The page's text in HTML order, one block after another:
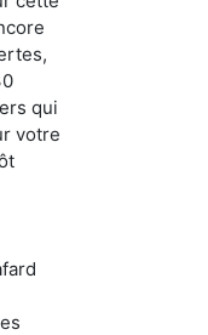
qui
votre